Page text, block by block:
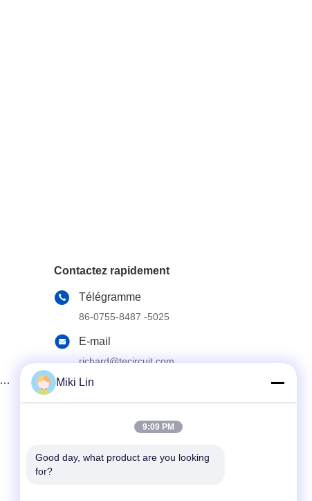
Contactez rapidement
Télégramme
86-0755-8487 -5025
E-mail
richard@tecircuit.com
Adresse
Chambre 404, bâtiment A2, parc des
communauté jixiang, rue Longcheng, district
Miki Lin
9:09 PM
Good day, what product are you looking
for?